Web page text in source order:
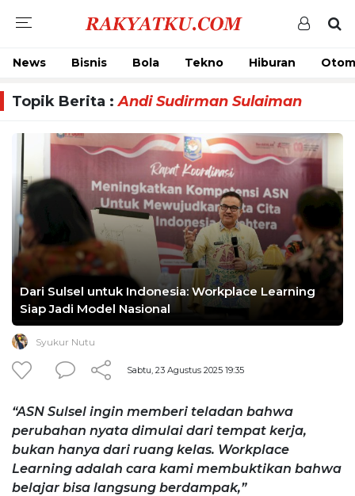
News Bisnis Bola Tekno Hiburan
Topik Berita :Andi Sudirman Sulaiman
Dari Sulsel untuk Indonesia: Workplace Learning
Siap Jadi Model Nasional
Syukur Nutu
Sabtu, 23 Agustus 2025 19:35
“ASN Sulsel ingin memberi teladan bahwa
perubahan nyata dimulai dari tempat kerja,
bukan hanya dari ruang kelas. Workplace
Learning adalah cara kami membuktikan bahwa
belajar bisa langsung berdampak,”